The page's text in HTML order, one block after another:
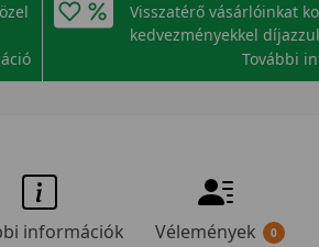
Visszatérő vásárlóinkat
kedvezményekkel
További
információk Vélemények 0